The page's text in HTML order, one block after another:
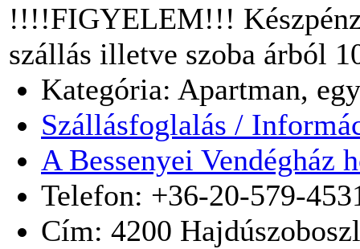
!!!!FIGYELEM!!!
szállás illetve szoba árból
Kategória: Apartman,
Szállásfoglalás /
A Bessenyei Vendégház
Telefon: +36-20-579-
Cím: 4200